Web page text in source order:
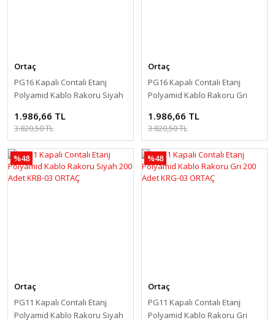
Ortaç
PG16 Kapalı Contalı Etanj
Polyamid Kablo Rakoru Siyah
1.986,66 TL
3.820,50 TL
Ortaç
PG16 Kapalı Contalı Etanj
Polyamid Kablo Rakoru Gri
1.986,66 TL
3.820,50 TL
%48
Ortaç
PG11 Kapalı Contalı Etanj
Polyamid Kablo Rakoru Siyah
%48
Ortaç
PG11 Kapalı Contalı Etanj
Polyamid Kablo Rakoru Gri